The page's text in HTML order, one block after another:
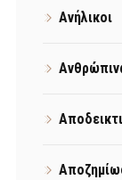
Ανήλικοι